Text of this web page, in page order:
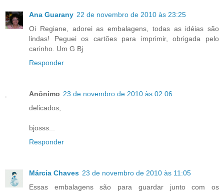
Ana Guarany 22 de novembro de 2010 às 23:25
Oi Regiane, adorei as embalagens, todas as idéias são
lindas! Peguei os cartões para imprimir, obrigada pelo
carinho. Um G Bj
Responder
Anônimo 23 de novembro de 2010 às 02:06
delicados,
bjosss...
Responder
Márcia Chaves 23 de novembro de 2010 às 11:05
Essas embalagens são para guardar junto com os